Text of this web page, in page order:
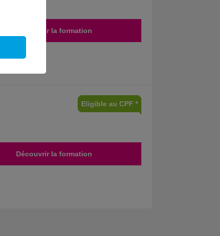
Découvrir la formation
Eligible au CPF *
Découvrir la formation